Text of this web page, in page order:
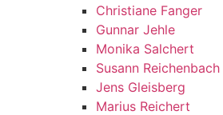
Christiane Fanger
Gunnar Jehle
Monika Salchert
Susann Reichenbach
Jens Gleisberg
Marius Reichert